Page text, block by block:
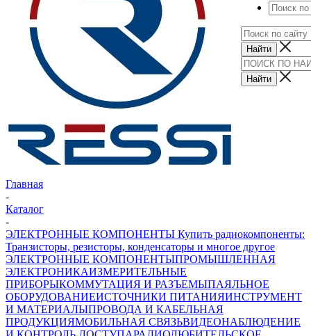
Главная
-
Каталог
-
ЭЛЕКТРОННЫЕ КОМПОНЕНТЫ Купить радиокомпоненты:
Транзисторы, резисторы, конденсаторы и многое другое
ЭЛЕКТРОННЫЕ КОМПОНЕНТЫПРОМЫШЛЕННАЯ
ЭЛЕКТРОНИКАИЗМЕРИТЕЛЬНЫЕ
ПРИБОРЫКОММУТАЦИЯ И РАЗЪЕМЫПАЯЛЬНОЕ
ОБОРУДОВАНИЕИСТОЧНИКИ ПИТАНИЯИНСТРУМЕНТ
И МАТЕРИАЛЫПРОВОДА И КАБЕЛЬНАЯ
ПРОДУКЦИЯМОБИЛЬНАЯ СВЯЗЬВИДЕОНАБЛЮДЕНИЕ